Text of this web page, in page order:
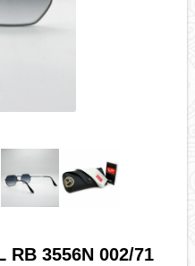
RB 3556N 002/71